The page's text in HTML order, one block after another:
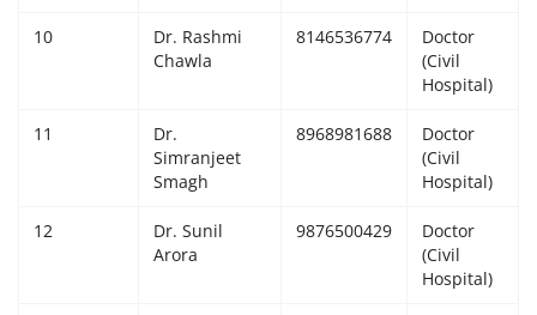
10
Dr. Rashmi
Chawla
8146536774
Doctor
(Civil
Hospital)
11
Dr.
Simranjeet
Smagh
8968981688
Doctor
(Civil
Hospital)
12
Dr. Sunil
Arora
9876500429
Doctor
(Civil
Hospital)